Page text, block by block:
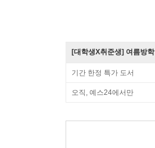
[대학생X취준생] 여름방학
기간 한정 특가 도서
오직, 예스24에서만